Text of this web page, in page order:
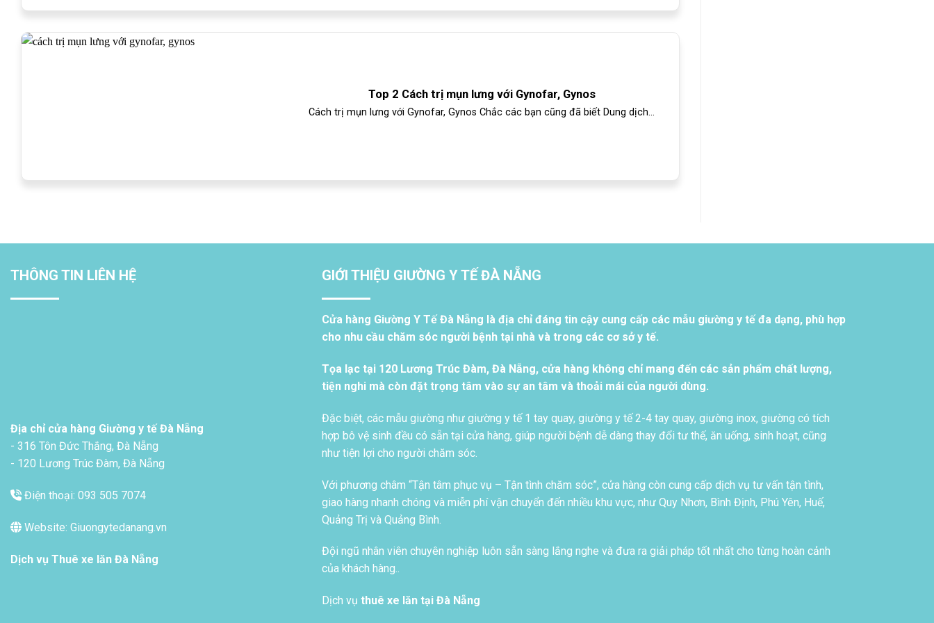
Top 2 Cách trị mụn lưng với Gynofar, Gynos
Cách trị mụn lưng với Gynofar, Gynos Chắc các bạn cũng đã biết Dung dịch...
THÔNG TIN LIÊN HỆ
Địa chỉ cửa hàng Giường y tế Đà Nẵng
- 316 Tôn Đức Thắng, Đà Nẵng
- 120 Lương Trúc Đàm, Đà Nẵng
Điện thoại: 093 505 7074
Website: Giuongytedanang.vn
Dịch vụ Thuê xe lăn Đà Nẵng
GIỚI THIỆU GIƯỜNG Y TẾ ĐÀ NẴNG
Cửa hàng Giường Y Tế Đà Nẵng là địa chỉ đáng tin cậy cung cấp các mẫu giường y tế đa dạng, phù hợp
cho nhu cầu chăm sóc người bệnh tại nhà và trong các cơ sở y tế.
Tọa lạc tại 120 Lương Trúc Đàm, Đà Nẵng, cửa hàng không chỉ mang đến các sản phẩm chất lượng,
tiện nghi mà còn đặt trọng tâm vào sự an tâm và thoải mái của người dùng.
Đặc biệt, các mẫu giường như giường y tế 1 tay quay, giường y tế 2-4 tay quay, giường inox, giường có tích
hợp bô vệ sinh đều có sẵn tại cửa hàng, giúp người bệnh dễ dàng thay đổi tư thế, ăn uống, sinh hoạt, cũng
như tiện lợi cho người chăm sóc.
Với phương châm “Tận tâm phục vụ – Tận tình chăm sóc”, cửa hàng còn cung cấp dịch vụ tư vấn tận tình,
giao hàng nhanh chóng và miễn phí vận chuyển đến nhiều khu vực, như Quy Nhơn, Bình Định, Phú Yên, Huế,
Quảng Trị và Quảng Bình.
Đội ngũ nhân viên chuyên nghiệp luôn sẵn sàng lắng nghe và đưa ra giải pháp tốt nhất cho từng hoàn cảnh
của khách hàng..
Dịch vụ thuê xe lăn tại Đà Nẵng